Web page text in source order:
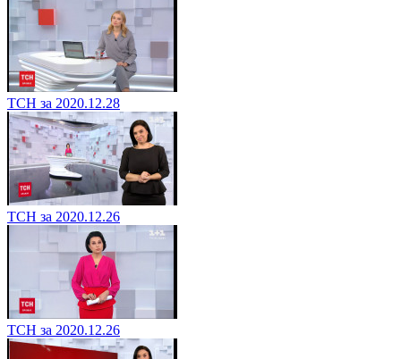
ТСН за 2020.12.28
ТСН за 2020.12.26
ТСН за 2020.12.26